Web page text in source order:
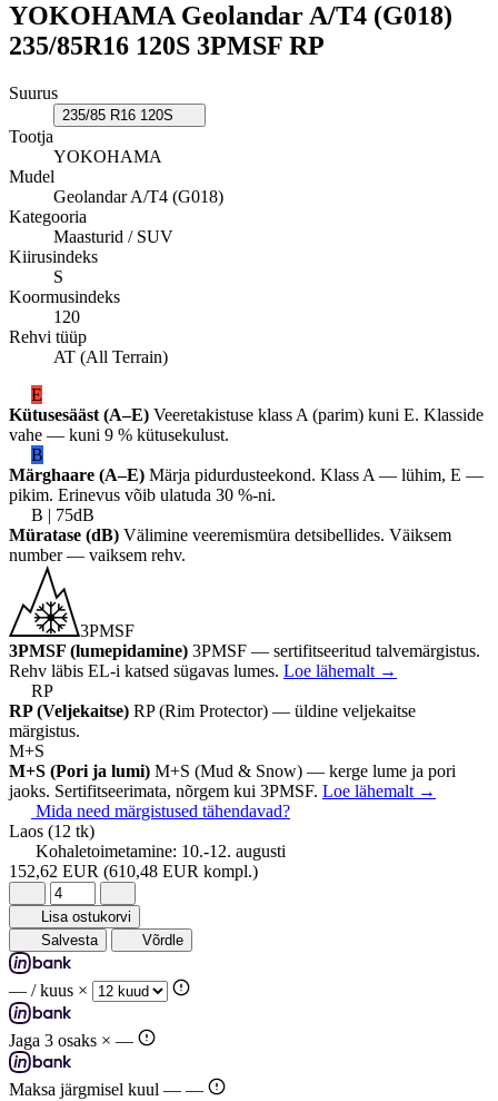
YOKOHAMA Geolandar A/T4 (G018)
235/85R16 120S 3PMSF RP
Suurus
235/85 R16 120S
Tootja
YOKOHAMA
Mudel
Geolandar A/T4 (G018)
Kategooria
Maasturid / SUV
Kiirusindeks
S
Koormusindeks
120
Rehvi tüüp
AT (All Terrain)
E
Kütusesääst (A–E) Veeretakistuse klass A (parim) kuni E. Klasside
vahe — kuni 9 % kütusekulust.
B
Märghaare (A–E) Märja pidurdusteekond. Klass A — lühim, E —
pikim. Erinevus võib ulatuda 30 %-ni.
B | 75dB
Müratase (dB) Välimine veeremismüra detsibellides. Väiksem
number — vaiksem rehv.
3PMSF
3PMSF (lumepidamine) 3PMSF — sertifitseeritud talvemärgistus.
Rehv läbis EL-i katsed sügavas lumes. Loe lähemalt →
RP
RP (Veljekaitse) RP (Rim Protector) — üldine veljekaitse
märgistus.
M+S
M+S (Pori ja lumi) M+S (Mud & Snow) — kerge lume ja pori
jaoks. Sertifitseerimata, nõrgem kui 3PMSF. Loe lähemalt →
Mida need märgistused tähendavad?
Laos (12 tk)
Kohaletoimetamine: 10.-12. augusti
152,62 EUR (610,48 EUR kompl.)
Lisa ostukorvi
Salvesta
Võrdle
— / kuus ×
Jaga 3 osaks × —
Maksa järgmisel kuul — —